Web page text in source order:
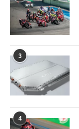
3
4